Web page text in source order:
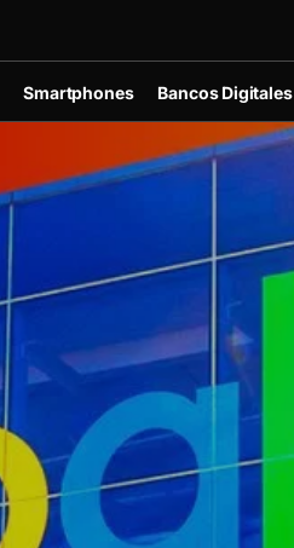
Smartphones Bancos Digitales